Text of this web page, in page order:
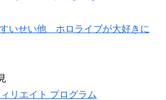
いせい他 ホロライブが大好きに
リエイト プログラム